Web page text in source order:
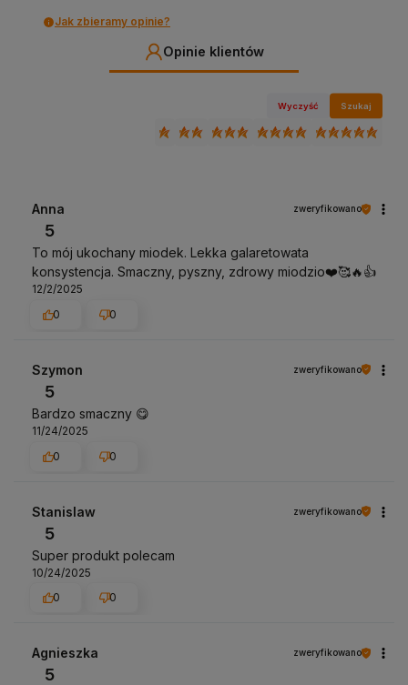
Jak zbieramy opinie?
Opinie klientów
Wyczyść Szukaj
Anna zweryfikowano
5
To mój ukochany miodek. Lekka galaretowata
konsystencja. Smaczny, pyszny, zdrowy miodzio❤️🥰🔥👍
12/2/2025
0
0
Szymon zweryfikowano
5
Bardzo smaczny 😋
11/24/2025
0
0
Stanislaw zweryfikowano
5
Super produkt polecam
10/24/2025
0
0
Agnieszka zweryfikowano
5